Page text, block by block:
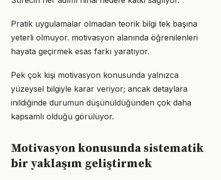
Pratik uygulamalar olmadan teorik bilgi tek başına
yeterli olmuyor. motivasyon alanında öğrenilenleri
hayata geçirmek esas farkı yaratıyor.
Pek çok kişi motivasyon konusunda yalnızca
yüzeysel bilgiyle karar veriyor; ancak detaylara
inildiğinde durumun düşünüldüğünden çok daha
kapsamlı olduğu görülüyor.
Motivasyon konusunda sistematik
bir yaklaşım geliştirmek